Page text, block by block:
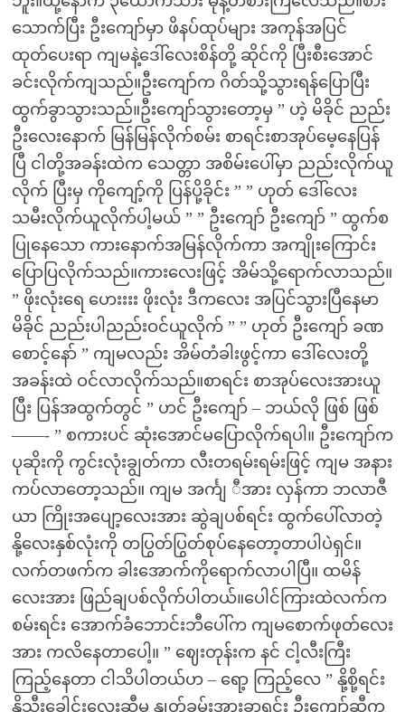
သောက်ပြီး ဦးကျော်မှာ ဖိနပ်ထုပ်များ အကုန်အပြင်
ထုတ်ပေးရာ ကျမနဲ့ဒေါ်လေးစိန်တို့ ဆိုင်ကို ပြီးစီးအောင်
ခင်းလိုက်ကျသည်။ဦးကျော်က ဂိတ်သို့သွားရန်ပြောပြီး
ထွက်ခွာသွားသည်။ဦးကျော်သွားတော့မှ ” ဟဲ့ မိခိုင် ညည်း
ဦးလေးနောက် မြန်မြန်လိုက်စမ်း စာရင်းစာအုပ်မေ့နေပြန်
ပြီ ငါတို့အခန်းထဲက သေတ္တာ အစိမ်းပေါ်မှာ ညည်းလိုက်ယူ
လိုက် ပြီးမှ ကိုကျော့်ကို ပြန်ပို့ခိုင်း ” ” ဟုတ် ဒေါ်လေး
သမီးလိုက်ယူလိုက်ပါ့မယ် ” ” ဦးကျော် ဦးကျော် ” ထွက်စ
ပြုနေသော ကားနောက်အမြန်လိုက်ကာ အကျိုးကြောင်း
ပြောပြလိုက်သည်။ကားလေးဖြင့် အိမ်သို့ရောက်လာသည်။
” ဖိုးလုံးရေ ဟေးးးး ဖိုးလုံး ဒီကလေး အပြင်သွားပြီနေမာ
မိခိုင် ညည်းပါညည်းဝင်ယူလိုက် ” ” ဟုတ် ဦးကျော် ခဏ
စောင့်နော် ” ကျမလည်း အိမ်တံခါးဖွင့်ကာ ဒေါ်လေးတို့
အခန်းထဲ ဝင်လာလိုက်သည်။စာရင်း စာအုပ်လေးအားယူ
ပြီး ပြန်အထွက်တွင် ” ဟင် ဦးကျော် – ဘယ်လို ဖြစ် ဖြစ်
——- ” စကားပင် ဆုံးအောင်မပြောလိုက်ရပါ။ ဦးကျော်က
ပုဆိုးကို ကွင်းလုံးချွတ်ကာ လီးတရမ်းရမ်းဖြင့် ကျမ အနား
ကပ်လာတော့သည်။ ကျမ အင်္ကျ ီအား လှန်ကာ ဘလာဇီ
ယာ ကြိုးအပျော့လေးအား ဆွဲချပစ်ရင်း ထွက်ပေါ်လာတဲ့
နို့လေးနှစ်လုံးကို တပြွတ်ပြွတ်စုပ်နေတော့တာပါပဲရှင်။
လက်တဖက်က ခါးအောက်ကိုရောက်လာပါပြီ။ ထမိန်
လေးအား ဖြည်ချပစ်လိုက်ပါတယ်။ပေါင်ကြားထဲလက်က
စမ်းရင်း အောက်ခံဘောင်းဘီပေါ်က ကျမစောက်ဖုတ်လေး
အား ကလိနေတာပေါ့။ ” ဈေးတုန်းက နင် ငါ့လီးကြီး
ကြည့်နေတာ ငါသိပါတယ်ဟ – ရော့ ကြည့်လေ ” နို့စို့ရင်း
နို့သီးခေါင်းလေးဆီမှ နှုတ်ခမ်းအားခွာရင်း ဦးကျော်ဆီက